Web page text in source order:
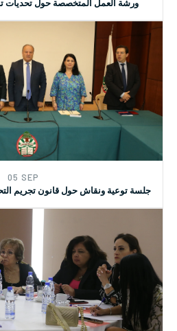
17 AUG
ورشة العمل المتخصصة حول تحديات
05 SEP
جلسة توعية ونقاش حول قانون تجريم